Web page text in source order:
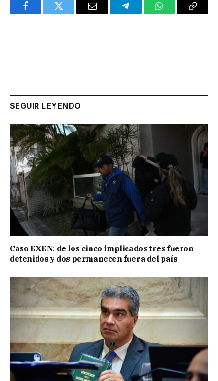
FacebookTwitter Email TelegramWhatsAppCopy
SEGUIR LEYENDO
Caso EXEN: de los cinco implicados tres fueron
detenidos y dos permanecen fuera del país